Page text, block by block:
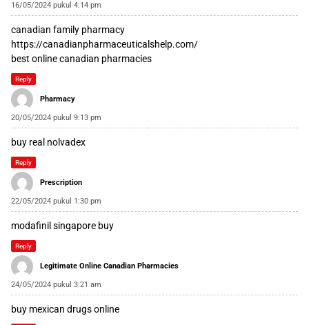
16/05/2024 pukul 4:14 pm
canadian family pharmacy
https://canadianpharmaceuticalshelp.com/
best online canadian pharmacies
Reply
Pharmacy
20/05/2024 pukul 9:13 pm
buy real nolvadex
Reply
Prescription
22/05/2024 pukul 1:30 pm
modafinil singapore buy
Reply
Legitimate Online Canadian Pharmacies
24/05/2024 pukul 3:21 am
buy mexican drugs online